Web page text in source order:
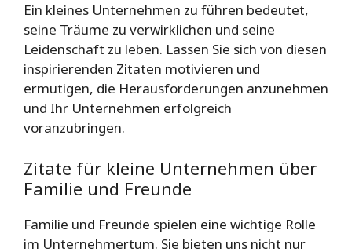
Ein kleines Unternehmen zu führen bedeutet,
seine Träume zu verwirklichen und seine
Leidenschaft zu leben. Lassen Sie sich von diesen
inspirierenden Zitaten motivieren und
ermutigen, die Herausforderungen anzunehmen
und Ihr Unternehmen erfolgreich
voranzubringen.
Zitate für kleine Unternehmen über
Familie und Freunde
Familie und Freunde spielen eine wichtige Rolle
im Unternehmertum. Sie bieten uns nicht nur